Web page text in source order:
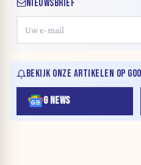
NIEUWSBRIEF
BEKIJK ONZE ARTIKELEN OP
G NEWS